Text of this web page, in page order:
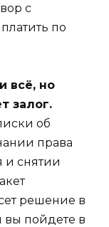
с
по
всё, но
залог.
об
права
и снятии
решение в
вы пойдете в